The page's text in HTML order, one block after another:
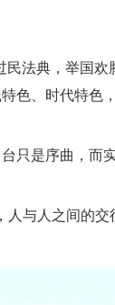
法典，举国
色、时代特色
只是序曲，而
与人之间的